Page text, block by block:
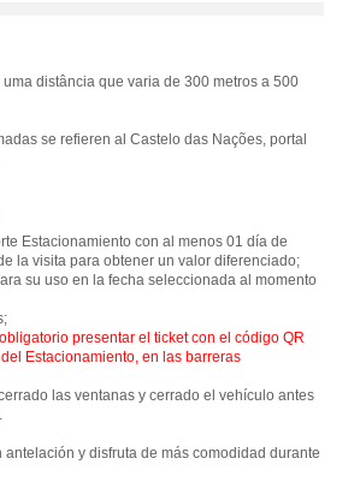
distância que varia de 300 metros a 500
se refieren al Castelo das Nações, portal
Estacionamiento con al menos 01 día de
la visita para obtener un valor diferenciado;
su uso en la fecha seleccionada al momento
presentar el ticket con el código QR
Estacionamiento, en las barreras
las ventanas y cerrado el vehículo antes
antelación y disfruta de más comodidad durante